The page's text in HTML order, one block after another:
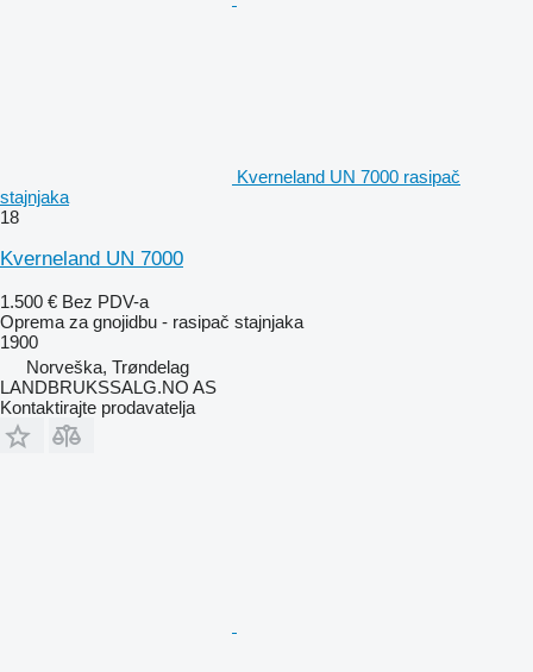
Kverneland UN 7000 rasipač
stajnjaka
18
Kverneland UN 7000
1.500 € Bez PDV-a
Oprema za gnojidbu - rasipač stajnjaka
1900
Norveška, Trøndelag
LANDBRUKSSALG.NO AS
Kontaktirajte prodavatelja